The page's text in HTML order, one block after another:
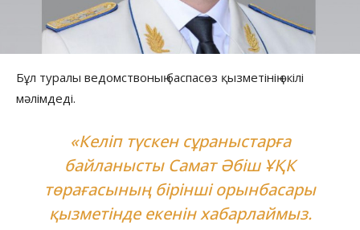
Бұл туралы ведомствоның баспасөз қызметінің өкілі
мәлімдеді.
«Келіп түскен сұраныстарға
байланысты Самат Әбіш ҰҚК
төрағасының бірінші орынбасары
қызметінде екенін хабарлаймыз.